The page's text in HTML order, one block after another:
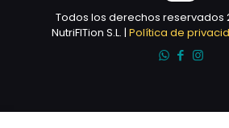
Todos los derechos reservados
NutriFITion S.L. | Política de